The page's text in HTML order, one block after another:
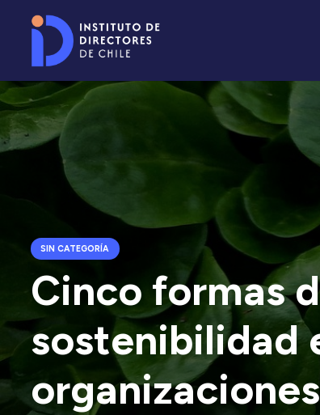
SIN CATEGORÍA
Cinco formas
sostenibilidad
organizaciones